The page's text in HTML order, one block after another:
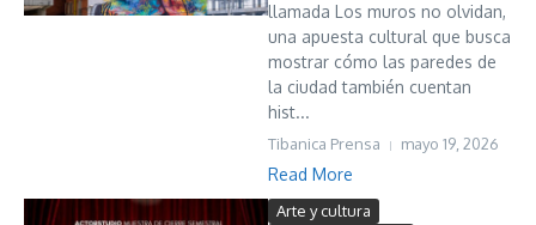
llamada Los muros no olvidan,
una apuesta cultural que busca
mostrar cómo las paredes de
la ciudad también cuentan
hist...
Tibanica Prensa mayo 19, 2026
Read More
Arte y cultura